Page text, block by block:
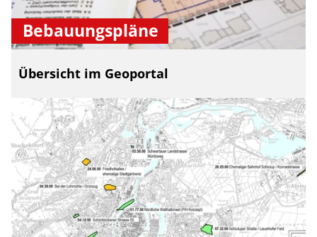
Bebauungspläne
Übersicht im Geoportal